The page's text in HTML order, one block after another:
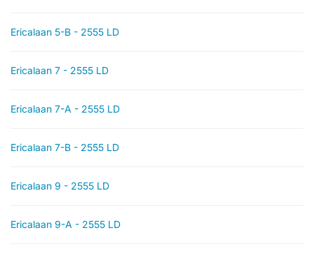
Ericalaan 5-B - 2555 LD
Ericalaan 7 - 2555 LD
Ericalaan 7-A - 2555 LD
Ericalaan 7-B - 2555 LD
Ericalaan 9 - 2555 LD
Ericalaan 9-A - 2555 LD